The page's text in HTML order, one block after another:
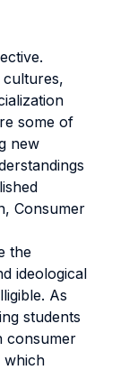
cultures,
some of
new
Consumer
the
ideological
As
students
consumer
which